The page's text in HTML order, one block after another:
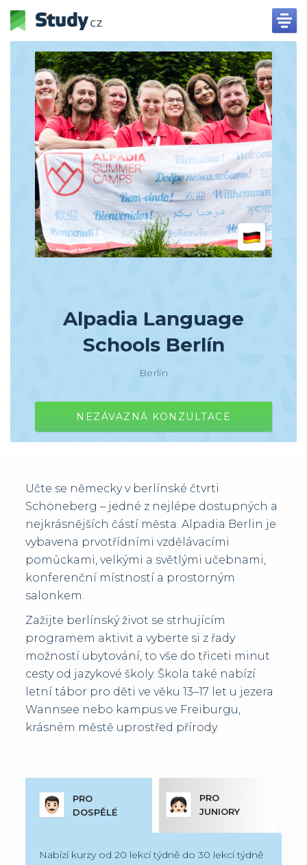
Alpadia Language
Schools Berlín
Berlín
NEZÁVAZNÁ KONZULTACE
Učte se německy v berlínské čtvrti
Schöneberg – jedné z nejlépe dostupných a
nejkrásnějších částí města. Alpadia Berlin je
vybavena prvotřídními vzdělávacími
pomůckami, velkými a světlými učebnami,
konferenční místností a prostorným
salonkem.
Zažijte berlínský život se strhujícím
programem aktivit a vyberte si z řady
možností ubytování, to vše do třiceti minut
cesty od jazykové školy. Škola také nabízí
letní tábor pro děti ve věku 13–17 let u jezera
Wannsee nebo kampus ve Freiburgu,
krásném městě uprostřed přírody.
PRO
DOSPĚLÉ
PRO
JUNIORY
Nabízí kurzy od 20 lekcí týdně do 30 lekcí týdně